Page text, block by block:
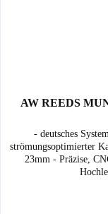
AW REEDS
- deutsches
strömungsoptimierter
23mm - Präzise,